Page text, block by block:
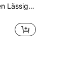
Manfinity EMRG Damen Lässig Fashion Street Style Reißverschluss-Jacke mit Klappe Taschen & Kontrastkragen, kombiniert mit Cargo Hose mit Tunnelzug Taille Set, Frühling/Herbst